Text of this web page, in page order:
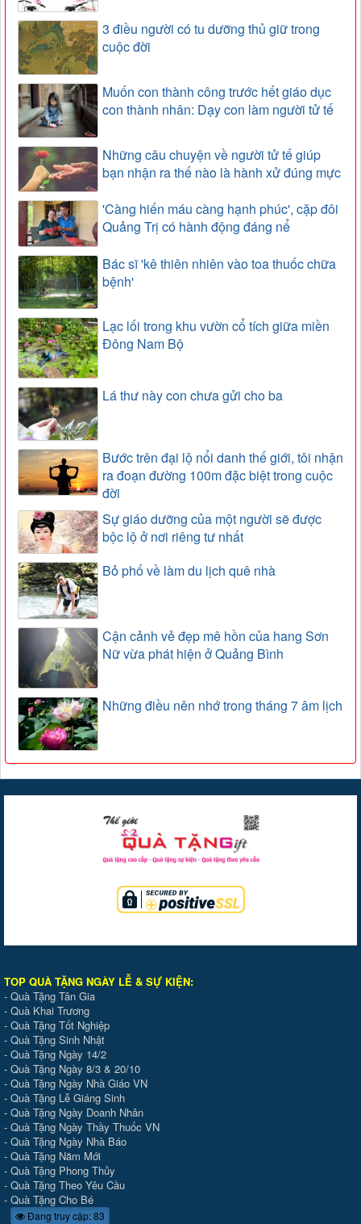
3 điều người có tu dưỡng thủ giữ trong
cuộc đời
Muốn con thành công trước hết giáo dục
con thành nhân: Dạy con làm người tử tế
Những câu chuyện về người tử tế giúp
bạn nhận ra thế nào là hành xử đúng mực
'Càng hiến máu càng hạnh phúc', cặp đôi
Quảng Trị có hành động đáng nể
Bác sĩ 'kê thiên nhiên vào toa thuốc chữa
bệnh'
Lạc lối trong khu vườn cổ tích giữa miền
Đông Nam Bộ
Lá thư này con chưa gửi cho ba
Bước trên đại lộ nổi danh thế giới, tôi nhận
ra đoạn đường 100m đặc biệt trong cuộc
đời
Sự giáo dưỡng của một người sẽ được
bộc lộ ở nơi riêng tư nhất
Bỏ phố về làm du lịch quê nhà
Cận cảnh vẻ đẹp mê hồn của hang Sơn
Nữ vừa phát hiện ở Quảng Bình
Những điều nên nhớ trong tháng 7 âm lịch
TOP QUÀ TẶNG NGÀY LỄ & SỰ KIỆN:
- Quà Tặng Tân Gia
- Quà Khai Trương
- Quà Tặng Tốt Nghiệp
- Quà Tặng Sinh Nhật
- Quà Tặng Ngày 14/2
- Quà Tặng Ngày 8/3 & 20/10
- Quà Tặng Ngày Nhà Giáo VN
- Quà Tặng Lễ Giáng Sinh
- Quà Tặng Ngày Doanh Nhân
- Quà Tặng Ngày Thầy Thuốc VN
- Quà Tặng Ngày Nhà Báo
- Quà Tặng Năm Mới
- Quà Tặng Phong Thủy
- Quà Tặng Theo Yêu Cầu
- Quà Tặng Cho Bé
Đang truy cập: 83